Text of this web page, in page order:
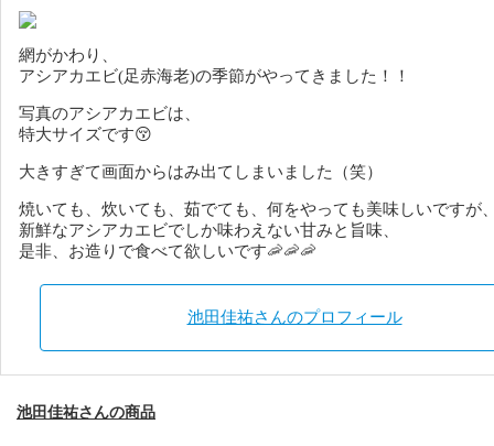
網がかわり、
アシアカエビ(足赤海老)の季節がやってきました！！
写真のアシアカエビは、
特大サイズです😚
大きすぎて画面からはみ出てしまいました（笑）
焼いても、炊いても、茹でても、何をやっても美味しいですが
新鮮なアシアカエビでしか味わえない甘みと旨味、
是非、お造りで食べて欲しいです🦐🦐🦐
池田佳祐さんのプロフィール
池田佳祐さんの商品